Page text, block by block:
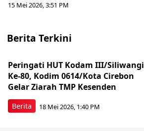
15 Mei 2026, 3:51 PM
Berita Terkini
Berita
Peringati HUT Kodam III/Siliwangi
Ke-80, Kodim 0614/Kota Cirebon
Gelar Ziarah TMP Kesenden
18 Mei 2026, 1:40 PM